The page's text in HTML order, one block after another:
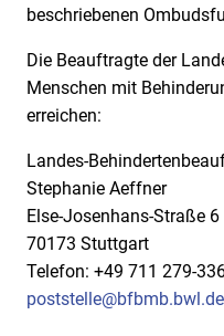
beschriebenen
Die Beauftragte der
Menschen mit
erreichen:
Landes-
Stephanie Aeffner
Else-Josenhans-Straße 6
70173 Stuttgart
Telefon: +49 711 279-
poststelle@bfbmb.bwl.de